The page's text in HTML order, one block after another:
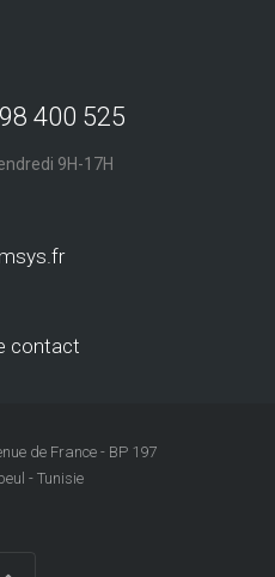
400 525
9H-17H
contact
de France - BP 197
- Tunisie